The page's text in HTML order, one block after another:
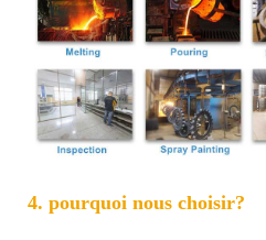
4. pourquoi nous choisir?